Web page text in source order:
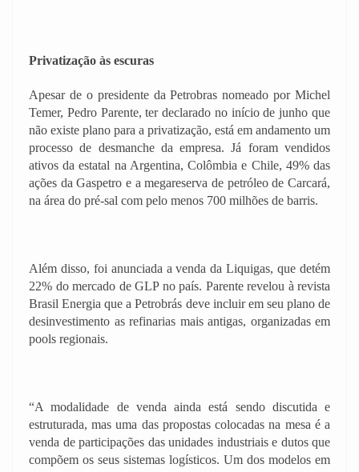
Privatização às escuras
Apesar de o presidente da Petrobras nomeado por Michel
Temer, Pedro Parente, ter declarado no início de junho que
não existe plano para a privatização, está em andamento um
processo de desmanche da empresa. Já foram vendidos
ativos da estatal na Argentina, Colômbia e Chile, 49% das
ações da Gaspetro e a megareserva de petróleo de Carcará,
na área do pré-sal com pelo menos 700 milhões de barris.
Além disso, foi anunciada a venda da Liquigas, que detém
22% do mercado de GLP no país. Parente revelou à revista
Brasil Energia que a Petrobrás deve incluir em seu plano de
desinvestimento as refinarias mais antigas, organizadas em
pools regionais.
“A modalidade de venda ainda está sendo discutida e
estruturada, mas uma das propostas colocadas na mesa é a
venda de participações das unidades industriais e dutos que
compõem os seus sistemas logísticos. Um dos modelos em